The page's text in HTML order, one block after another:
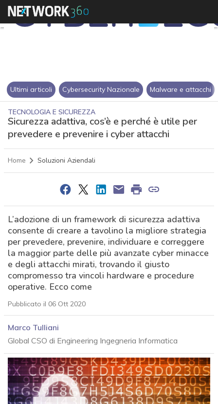
Ultimi articoli Cybersecurity Nazionale Malware e attacchi
TECNOLOGIA E SICUREZZA
Sicurezza adattiva, cos’è e perché è utile per
prevedere e prevenire i cyber attacchi
Home Soluzioni Aziendali
L’adozione di un framework di sicurezza adattiva
consente di creare a tavolino la migliore strategia
per prevedere, prevenire, individuare e correggere
la maggior parte delle più avanzate cyber minacce
e degli attacchi mirati, trovando il giusto
compromesso tra vincoli hardware e procedure
operative. Ecco come
Pubblicato il 06 Ott 2020
Marco Tulliani
Global CSO di Engineering Ingegneria Informatica